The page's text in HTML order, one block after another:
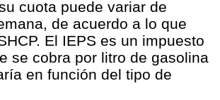
cuota puede variar de
de acuerdo a lo que
El IEPS es un impuesto
se cobra por litro de gasolina
en función del tipo de